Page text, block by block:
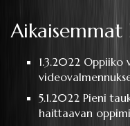
1.3.2022 Oppiiko
5.1.2022Pieni
haittaavan